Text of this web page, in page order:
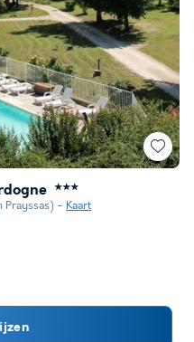
★★★
Prayssas) Kaart